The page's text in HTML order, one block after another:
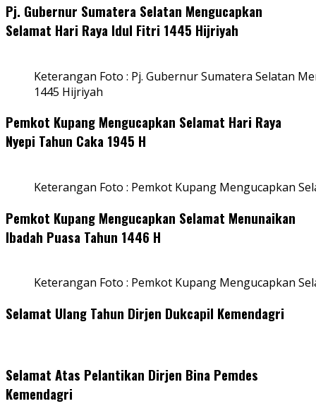
Pj. Gubernur Sumatera Selatan Mengucapkan
Selamat Hari Raya Idul Fitri 1445 Hijriyah
Keterangan Foto : Pj. Gubernur Sumatera Selatan
1445 Hijriyah
Pemkot Kupang Mengucapkan Selamat Hari Raya
Nyepi Tahun Caka 1945 H
Keterangan Foto : Pemkot Kupang Mengucapkan
Pemkot Kupang Mengucapkan Selamat Menunaikan
Ibadah Puasa Tahun 1446 H
Keterangan Foto : Pemkot Kupang Mengucapkan
Selamat Ulang Tahun Dirjen Dukcapil Kemendagri
Selamat Atas Pelantikan Dirjen Bina Pemdes
Kemendagri